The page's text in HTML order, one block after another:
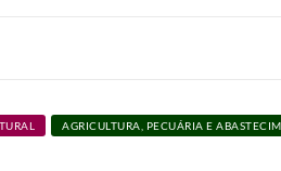
AGRICULTURA, PECUÁRIA E